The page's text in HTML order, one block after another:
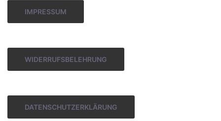
IMPRESSUM
WIDERRUFSBELEHRUNG
DATENSCHUTZERKLÄRUNG